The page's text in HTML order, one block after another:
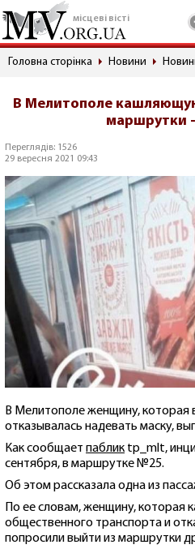
місцеві вісті
Головна сторінка Новини
В Мелитополе
маршрутки
Переглядів: 1526
29 вересня 2021 09:43
В Мелитополе женщину, которая
отказывалась надевать маску,
Как сообщает паблик tp_mlt,
сентября, в маршрутке №25.
Об этом рассказала одна из
По ее словам, женщину, которая
общественного транспорта и
попросили выйти из маршрутки